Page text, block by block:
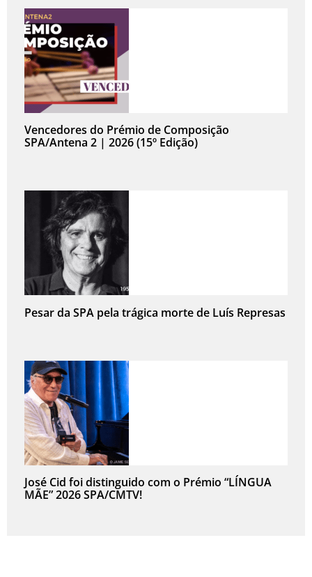
Vencedores do Prémio de Composição
SPA/Antena 2 | 2026 (15º Edição)
Pesar da SPA pela trágica morte de Luís Represas
José Cid foi distinguido com o Prémio “LÍNGUA
MÃE” 2026 SPA/CMTV!